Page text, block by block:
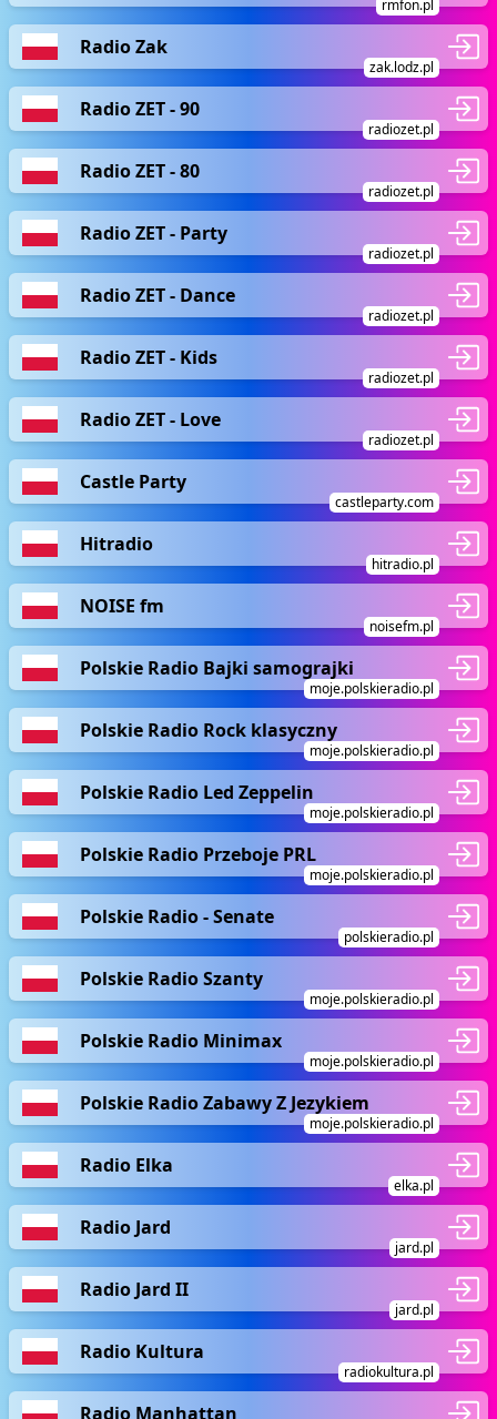
rmfon.pl
Radio Zak
zak.lodz.pl
Radio ZET - 90
radiozet.pl
Radio ZET - 80
radiozet.pl
Radio ZET - Party
radiozet.pl
Radio ZET - Dance
radiozet.pl
Radio ZET - Kids
radiozet.pl
Radio ZET - Love
radiozet.pl
Castle Party
castleparty.com
Hitradio
hitradio.pl
NOISE fm
noisefm.pl
Polskie Radio Bajki samograjki
moje.polskieradio.pl
Polskie Radio Rock klasyczny
moje.polskieradio.pl
Polskie Radio Led Zeppelin
moje.polskieradio.pl
Polskie Radio Przeboje PRL
moje.polskieradio.pl
Polskie Radio - Senate
polskieradio.pl
Polskie Radio Szanty
moje.polskieradio.pl
Polskie Radio Minimax
moje.polskieradio.pl
Polskie Radio Zabawy Z Jezykiem
moje.polskieradio.pl
Radio Elka
elka.pl
Radio Jard
jard.pl
Radio Jard II
jard.pl
Radio Kultura
radiokultura.pl
Radio Manhattan